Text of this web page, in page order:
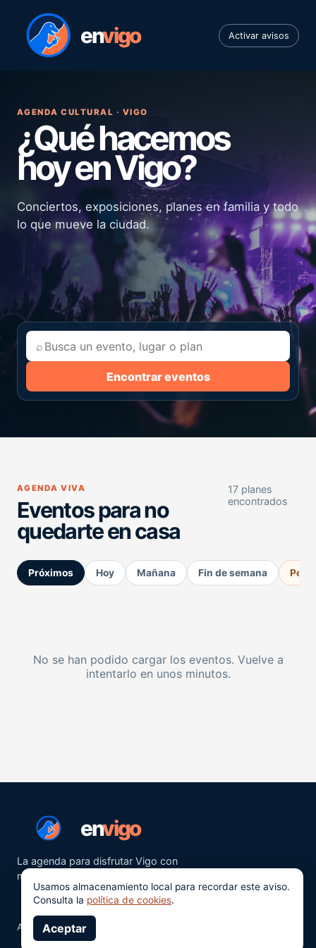
envigo Activar avisos
AGENDA CULTURAL · VIGO
¿Qué hacemos
hoy en Vigo?
Conciertos, exposiciones, planes en familia y todo
lo que mueve la ciudad.
⌕
Encontrar eventos
AGENDA VIVA
Eventos para no
quedarte en casa
17 planes
encontrados
Próximos Hoy Mañana Fin de semana
No se han podido cargar los eventos. Vuelve a
intentarlo en unos minutos.
envigo
La agenda para disfrutar Vigo con
más ganas.
Aviso legalPrivacidad
Usamos almacenamiento local para recordar este aviso.
Consulta la política de cookies.
Aceptar